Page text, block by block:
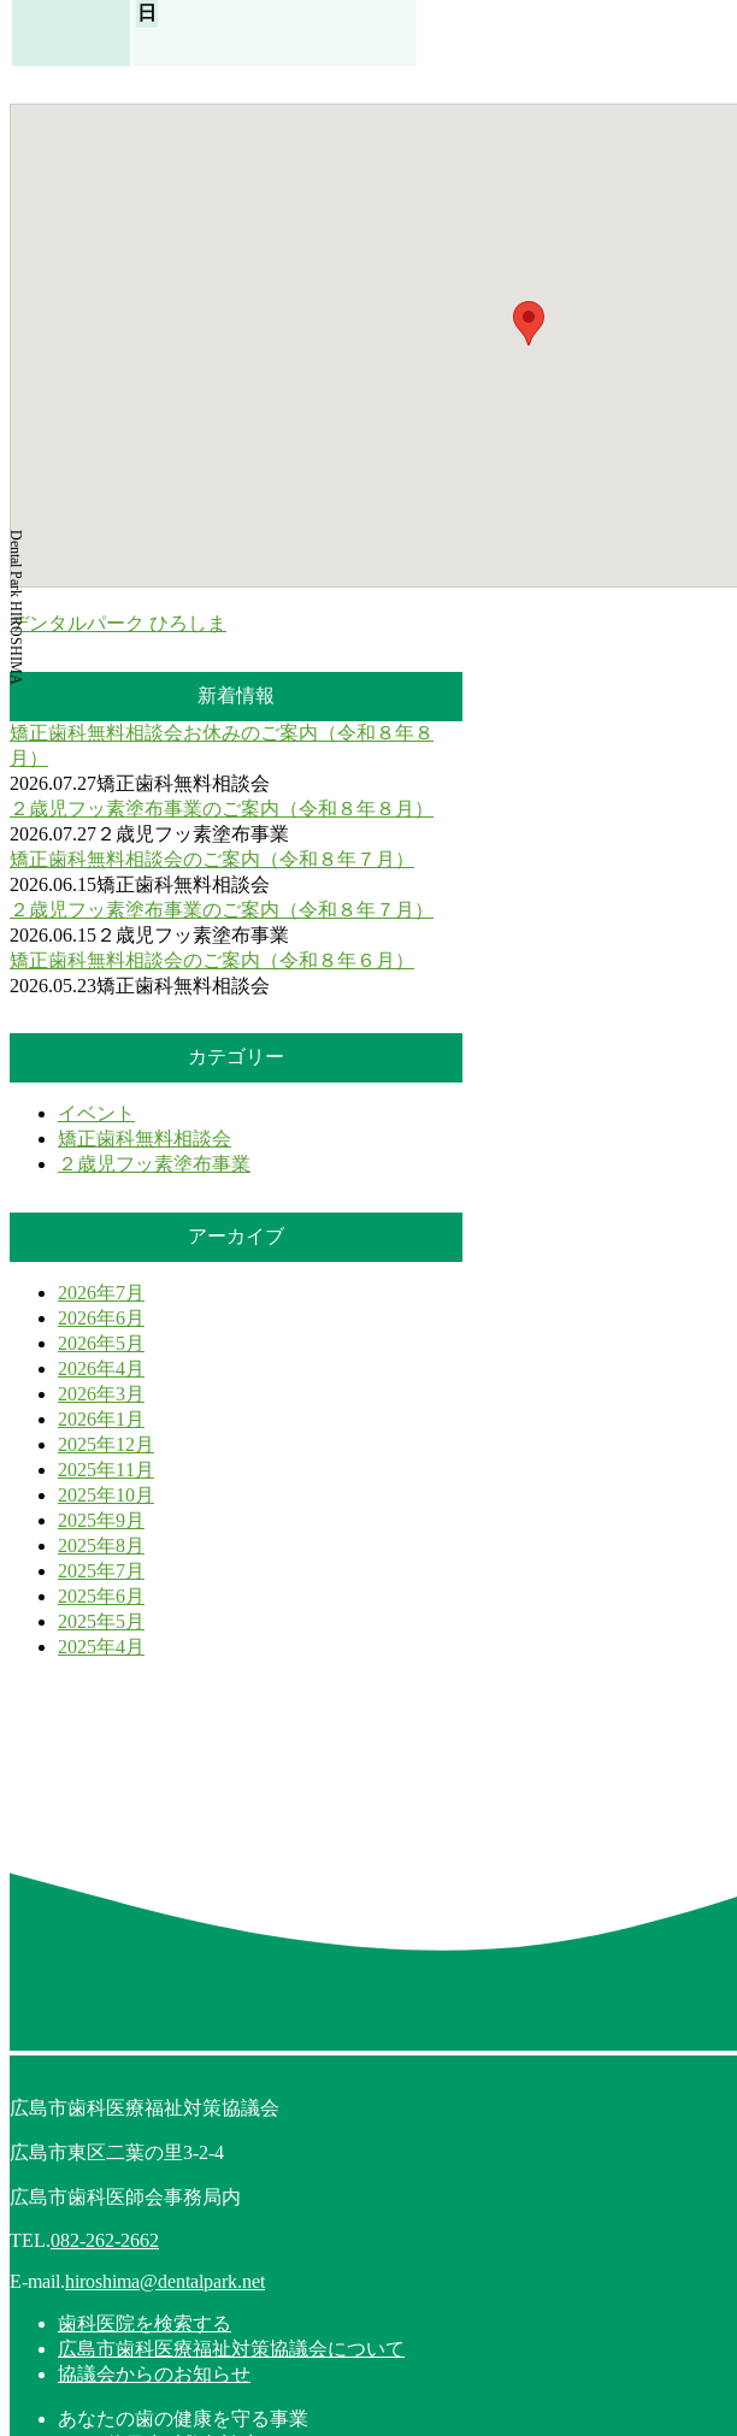
Dental Park HIROSHIMA
日
デンタルパーク ひろしま
新着情報
矯正歯科無料相談会お休みのご案内（令和８年８
月）
2026.07.27矯正歯科無料相談会
２歳児フッ素塗布事業のご案内（令和８年８月）
2026.07.27 ２歳児フッ素塗布事業
矯正歯科無料相談会のご案内（令和８年７月）
2026.06.15矯正歯科無料相談会
２歳児フッ素塗布事業のご案内（令和８年７月）
2026.06.15 ２歳児フッ素塗布事業
矯正歯科無料相談会のご案内（令和８年６月）
2026.05.23矯正歯科無料相談会
カテゴリー
イベント
矯正歯科無料相談会
２歳児フッ素塗布事業
アーカイブ
2026年7月
2026年6月
2026年5月
2026年4月
2026年3月
2026年1月
2025年12月
2025年11月
2025年10月
2025年9月
2025年8月
2025年7月
2025年6月
2025年5月
2025年4月
広島市歯科医療福祉対策協議会
広島市東区二葉の里3-2-4
広島市歯科医師会事務局内
TEL.082-262-2662
E-mail.hiroshima@dentalpark.net
歯科医院を検索する
広島市歯科医療福祉対策協議会について
協議会からのお知らせ
あなたの歯の健康を守る事業